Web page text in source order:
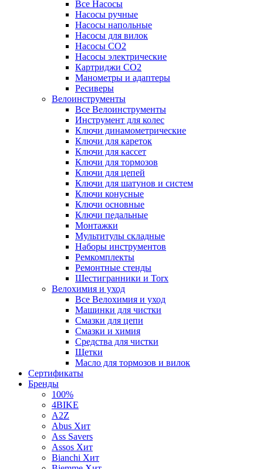
Все Насосы
Насосы ручные
Насосы напольные
Насосы для вилок
Насосы CO2
Насосы электрические
Картриджи CO2
Манометры и адаптеры
Ресиверы
Велоинструменты
Все Велоинструменты
Инструмент для колес
Ключи динамометрические
Ключи для кареток
Ключи для кассет
Ключи для тормозов
Ключи для цепей
Ключи для шатунов и систем
Ключи конусные
Ключи основные
Ключи педальные
Монтажки
Мультитулы складные
Наборы инструментов
Ремкомплекты
Ремонтные стенды
Шестигранники и Torx
Велохимия и уход
Все Велохимия и уход
Машинки для чистки
Смазки для цепи
Смазки и химия
Средства для чистки
Щетки
Масло для тормозов и вилок
Сертификаты
Бренды
100%
4BIKE
A2Z
Abus Хит
Ass Savers
Assos Хит
Bianchi Хит